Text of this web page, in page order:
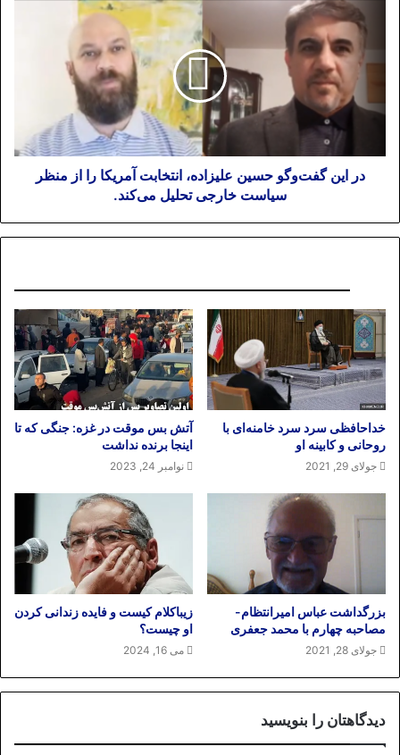
در این گفت‌وگو حسین علیزاده، انتخابت آمریکا را از منظر
سیاست خارجی تحلیل می‌کند.
خداحافظی سرد سرد خامنه‌ای با
روحانی و کابینه او
جولای 29, 2021
آتش بس موقت در غزه: جنگی که تا
اینجا برنده نداشت
نوامبر 24, 2023
بزرگداشت عباس امیرانتظام-
مصاحبه چهارم با محمد جعفری
جولای 28, 2021
زیباکلام کیست و فایده زندانی کردن
او چیست؟
می 16, 2024
دیدگاهتان را بنویسید